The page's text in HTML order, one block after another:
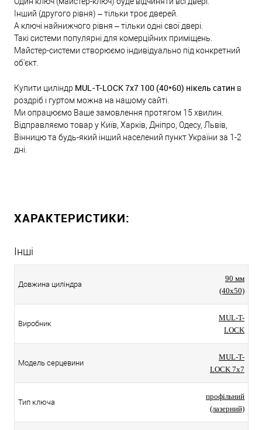
Інший (другого рівня) – тільки троє дверей.
А ключі найнижчого рівня – тільки одні свої двері.
Такі системи популярні для комерційних приміщень.
Майстер-системи створюємо індивідуально під конкретний
об'єкт.
Купити циліндр MUL-T-LOCK 7x7 100 (40*60) нікель сатин в
роздріб і гуртом можна на нашому сайті.
Ми опрацюємо Ваше замовлення протягом 15 хвилин.
Відправляємо товар у Київ, Харків, Дніпро, Одесу, Львів,
Вінницю та будь-який інший населений пункт України за 1-2
дні.
ХАРАКТЕРИСТИКИ:
Інші
Довжина циліндра
90 мм
(40x50)
Виробник
MUL-T-
LOCK
Модель серцевини
MUL-T-
LOCK 7x7
Тип ключа
профільний
(лазерний)